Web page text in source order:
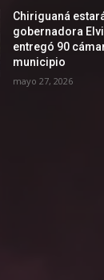
Chiriguaná
gobernadora
entregó 90
municipio
mayo 27, 2026